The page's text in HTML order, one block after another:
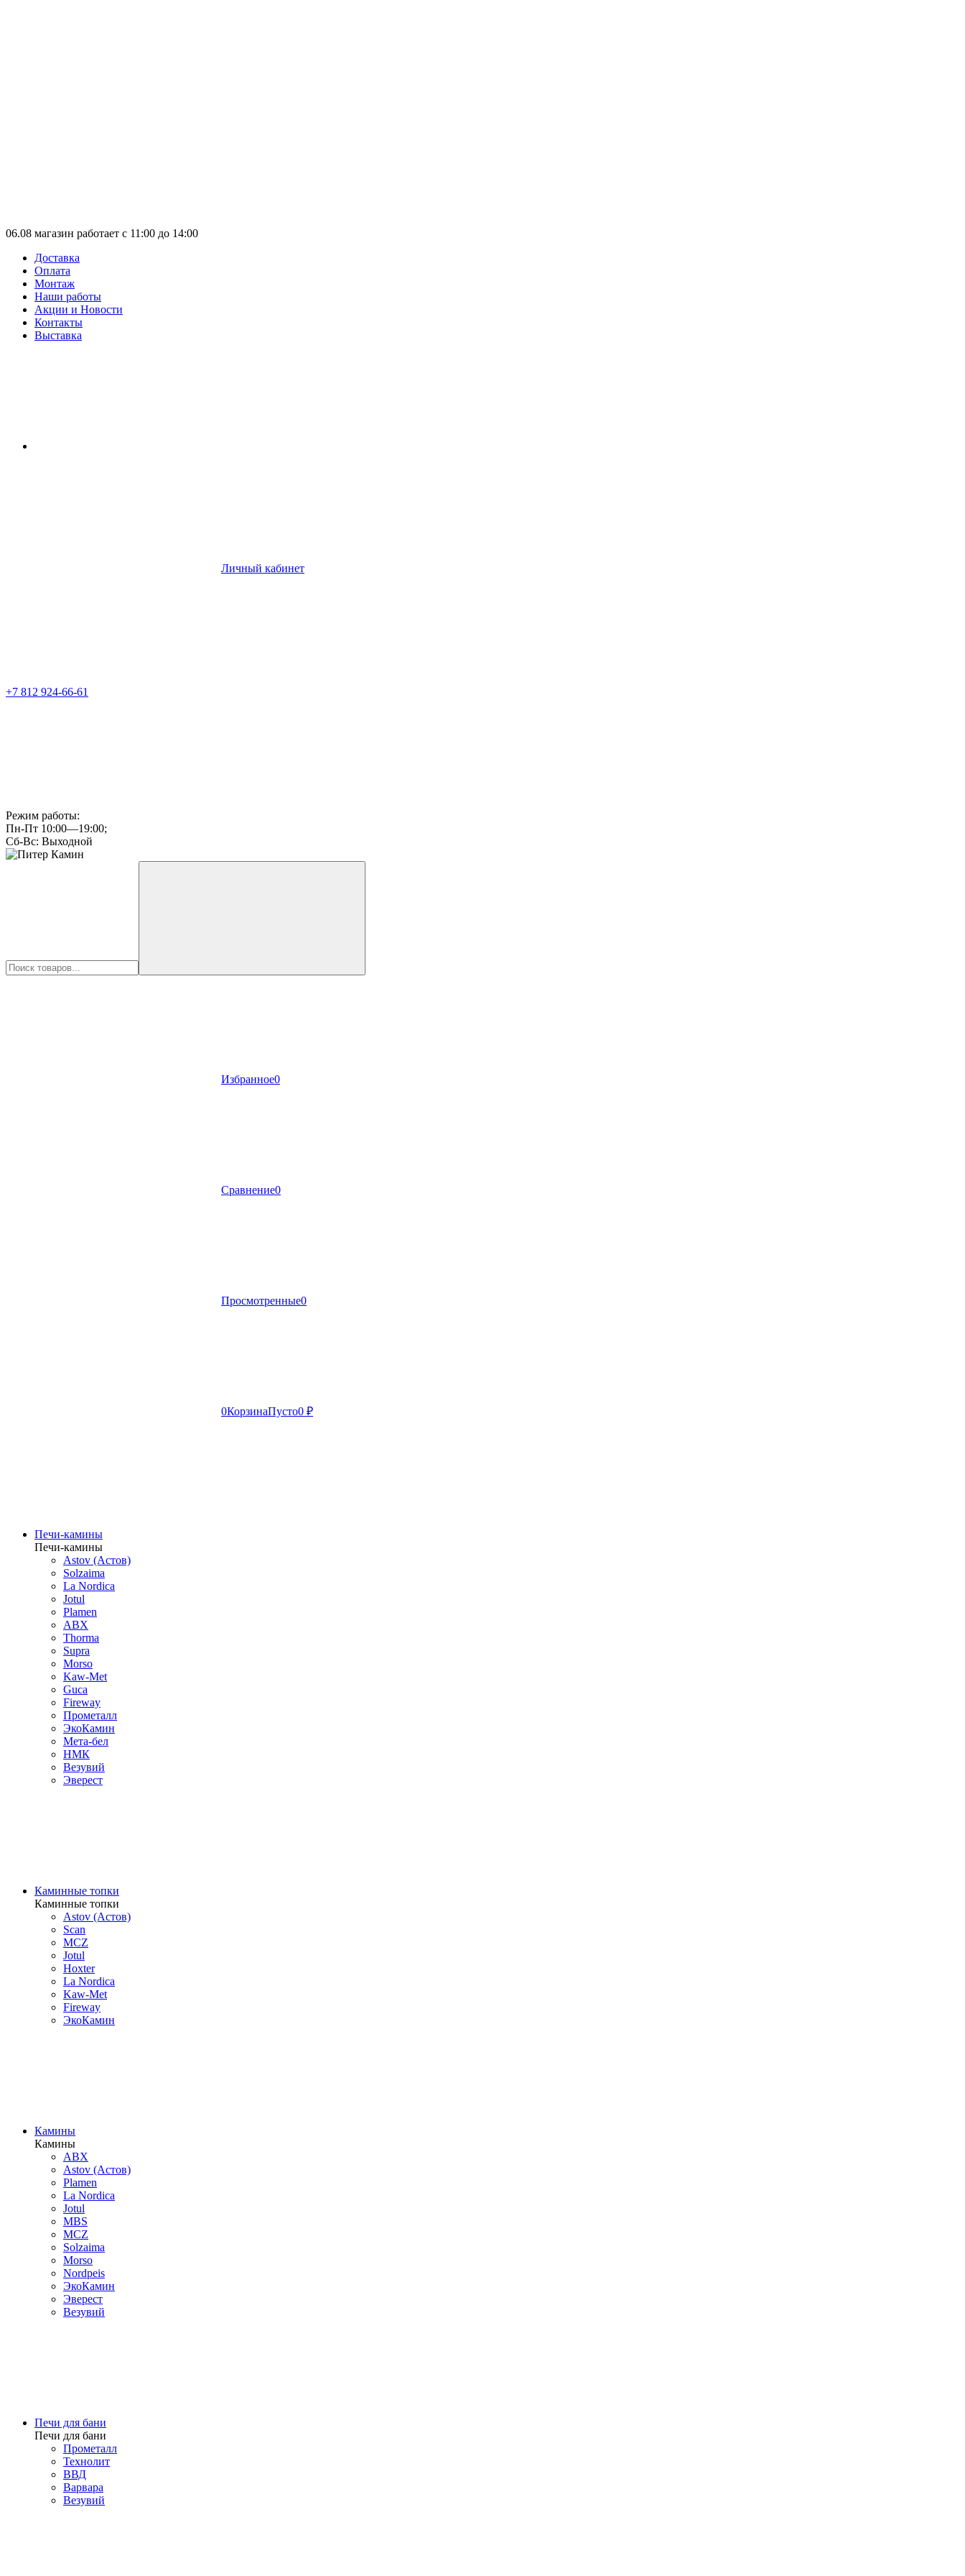
06.08 магазин работает с 11:00 до 14:00
Доставка
Оплата
Монтаж
Наши работы
Акции и Новости
Контакты
Выставка
Личный кабинет
+7 812 924-66-61
Режим работы:
Пн-Пт 10:00—19:00;
Сб-Вс: Выходной
Избранное0
Сравнение0
Просмотренные0
0КорзинаПусто0 ₽
Печи-камины
Печи-камины
Astov (Астов)
Solzaima
La Nordica
Jotul
Plamen
ABX
Thorma
Supra
Morso
Kaw-Met
Guca
Fireway
Прометалл
ЭкоКамин
Мета-бел
НМК
Везувий
Эверест
Каминные топки
Каминные топки
Astov (Астов)
Scan
MCZ
Jotul
Hoxter
La Nordica
Kaw-Met
Fireway
ЭкоКамин
Камины
Камины
ABX
Astov (Астов)
Plamen
La Nordica
Jotul
MBS
MCZ
Solzaima
Morso
Nordpeis
ЭкоКамин
Эверест
Везувий
Печи для бани
Печи для бани
Прометалл
Технолит
ВВД
Варвара
Везувий